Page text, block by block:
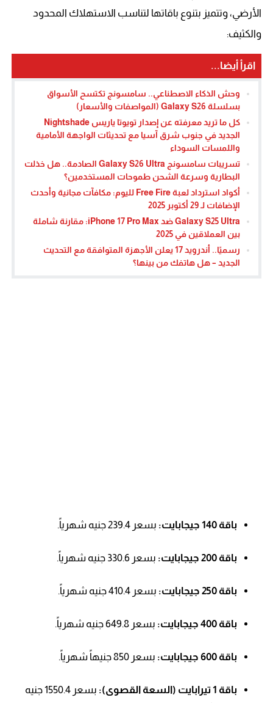
الأرضي، وتتميز بتنوع باقاتها لتناسب الاستهلاك المحدود
والكثيف:
اقرأ أيضا...
وحش الذكاء الاصطناعي.. سامسونج تكتسح الأسواق
بسلسلة Galaxy S26 (المواصفات والأسعار)
كل ما تريد معرفته عن إصدار تويوتا ياريس Nightshade
الجديد في جنوب شرق آسيا مع تحديثات الواجهة الأمامية
واللمسات السوداء
تسريبات سامسونج Galaxy S26 Ultra الصادمة.. هل خذلت
البطارية وسرعة الشحن طموحات المستخدمين؟
أكواد استرداد لعبة Free Fire لليوم: مكافآت مجانية وأحدث
الإضافات لـ 29 أكتوبر 2025
Galaxy S25 Ultra ضد iPhone 17 Pro Max: مقارنة شاملة
بين العملاقين في 2025
رسميًا.. أندرويد 17 يعلن الأجهزة المتوافقة مع التحديث
الجديد – هل هاتفك من بينها؟
باقة 140 جيجابايت: بسعر 239.4 جنيه شهرياً.
باقة 200 جيجابايت: بسعر 330.6 جنيه شهرياً.
باقة 250 جيجابايت: بسعر 410.4 جنيه شهرياً.
باقة 400 جيجابايت: بسعر 649.8 جنيه شهرياً.
باقة 600 جيجابايت: بسعر 850 جنيهاً شهرياً.
باقة 1 تيرابايت (السعة القصوى):
بسعر 1550.4 جنيه